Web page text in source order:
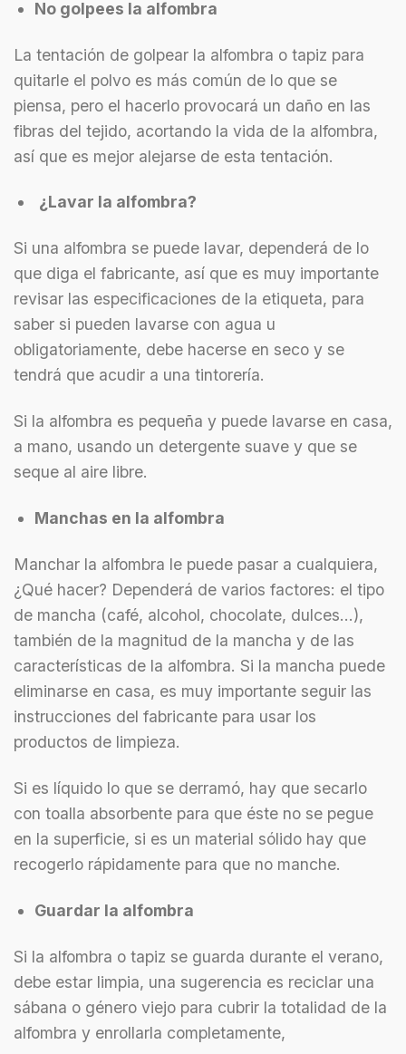
No golpees la alfombra
La tentación de golpear la alfombra o tapiz para
quitarle el polvo es más común de lo que se
piensa, pero el hacerlo provocará un daño en las
fibras del tejido, acortando la vida de la alfombra,
así que es mejor alejarse de esta tentación.
¿Lavar la alfombra?
Si una alfombra se puede lavar, dependerá de lo
que diga el fabricante, así que es muy importante
revisar las especificaciones de la etiqueta, para
saber si pueden lavarse con agua u
obligatoriamente, debe hacerse en seco y se
tendrá que acudir a una tintorería.
Si la alfombra es pequeña y puede lavarse en casa,
a mano, usando un detergente suave y que se
seque al aire libre.
Manchas en la alfombra
Manchar la alfombra le puede pasar a cualquiera,
¿Qué hacer? Dependerá de varios factores: el tipo
de mancha (café, alcohol, chocolate, dulces…),
también de la magnitud de la mancha y de las
características de la alfombra. Si la mancha puede
eliminarse en casa, es muy importante seguir las
instrucciones del fabricante para usar los
productos de limpieza.
Si es líquido lo que se derramó, hay que secarlo
con toalla absorbente para que éste no se pegue
en la superficie, si es un material sólido hay que
recogerlo rápidamente para que no manche.
Guardar la alfombra
Si la alfombra o tapiz se guarda durante el verano,
debe estar limpia, una sugerencia es reciclar una
sábana o género viejo para cubrir la totalidad de la
alfombra y enrollarla completamente,